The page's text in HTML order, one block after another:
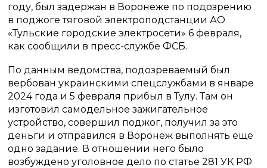
году, был задержан в Воронеже по подозрению
в поджоге тяговой электроподстанции АО
«Тульские городские электросети» 6 февраля,
как сообщили в пресс-службе ФСБ.
По данным ведомства, подозреваемый был
вербован украинскими спецслужбами в январе
2024 года и 5 февраля прибыл в Тулу. Там он
изготовил самодельное зажигательное
устройство, совершил поджог, получил за это
деньги и отправился в Воронеж выполнять еще
одно задание. В отношении него было
возбуждено уголовное дело по статье 281 УК РФ